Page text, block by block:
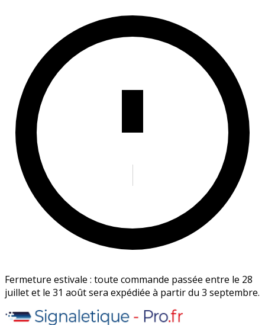
Fermeture estivale : toute commande passée entre le 28
juillet et le 31 août sera expédiée à partir du 3 septembre.